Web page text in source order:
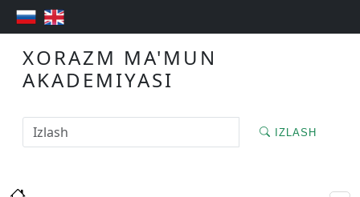
XORAZM MA'MUN
AKADEMIYASI
IZLASH